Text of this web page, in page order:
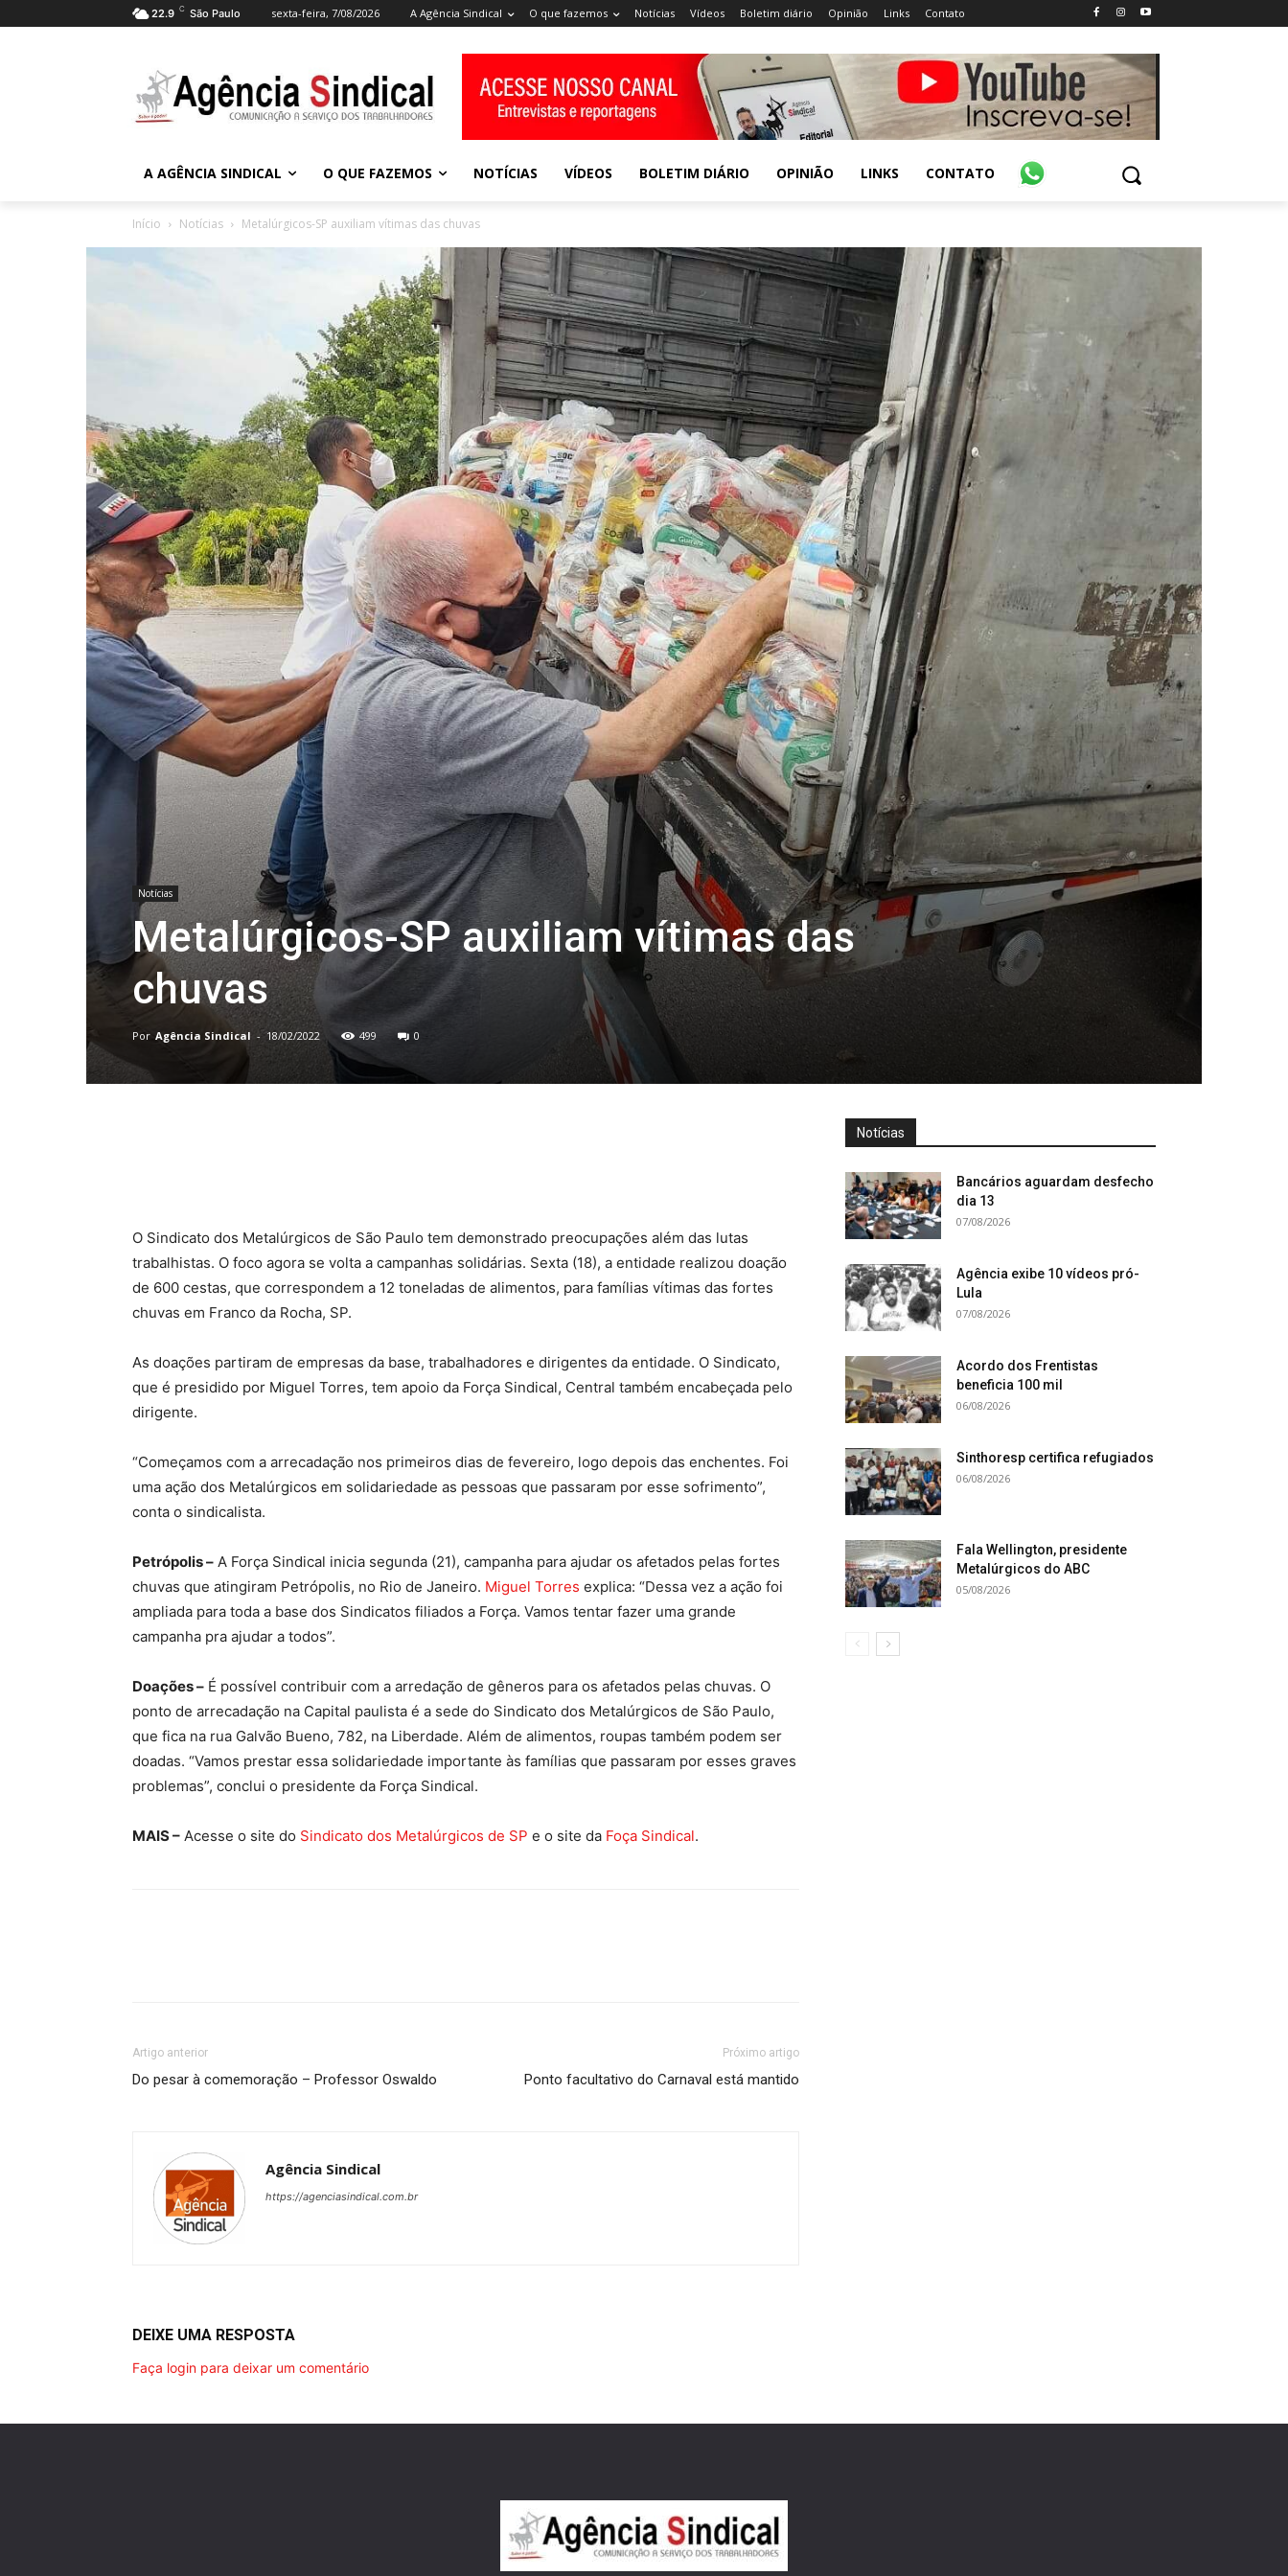
22.9 C São Paulo sexta-feira, 7/08/2026 A Agência Sindical O que fazemos Notícias Vídeos Boletim diário Opinião Links Contato
A AGÊNCIA SINDICAL O QUE FAZEMOS NOTÍCIAS VÍDEOS BOLETIM DIÁRIO OPINIÃO LINKS CONTATO
Início Notícias Metalúrgicos-SP auxiliam vítimas das chuvas
Notícias
Metalúrgicos-SP auxiliam vítimas das
chuvas
Por Agência Sindical - 18/02/2022 499 0
O Sindicato dos Metalúrgicos de São Paulo tem demonstrado preocupações além das lutas
trabalhistas. O foco agora se volta a campanhas solidárias. Sexta (18), a entidade realizou doação
de 600 cestas, que correspondem a 12 toneladas de alimentos, para famílias vítimas das fortes
chuvas em Franco da Rocha, SP.
As doações partiram de empresas da base, trabalhadores e dirigentes da entidade. O Sindicato,
que é presidido por Miguel Torres, tem apoio da Força Sindical, Central também encabeçada pelo
dirigente.
“Começamos com a arrecadação nos primeiros dias de fevereiro, logo depois das enchentes. Foi
uma ação dos Metalúrgicos em solidariedade as pessoas que passaram por esse sofrimento”,
conta o sindicalista.
Petrópolis – A Força Sindical inicia segunda (21), campanha para ajudar os afetados pelas fortes
chuvas que atingiram Petrópolis, no Rio de Janeiro. Miguel Torres explica: “Dessa vez a ação foi
ampliada para toda a base dos Sindicatos filiados a Força. Vamos tentar fazer uma grande
campanha pra ajudar a todos”.
Doações – É possível contribuir com a arredação de gêneros para os afetados pelas chuvas. O
ponto de arrecadação na Capital paulista é a sede do Sindicato dos Metalúrgicos de São Paulo,
que fica na rua Galvão Bueno, 782, na Liberdade. Além de alimentos, roupas também podem ser
doadas. “Vamos prestar essa solidariedade importante às famílias que passaram por esses graves
problemas”, conclui o presidente da Força Sindical.
MAIS – Acesse o site do Sindicato dos Metalúrgicos de SP e o site da Foça Sindical.
Artigo anterior
Do pesar à comemoração – Professor Oswaldo
Próximo artigo
Ponto facultativo do Carnaval está mantido
Agência Sindical
https://agenciasindical.com.br
DEIXE UMA RESPOSTA
Faça login para deixar um comentário
Notícias
Bancários aguardam desfecho
dia 13
07/08/2026
Agência exibe 10 vídeos pró-
Lula
07/08/2026
Acordo dos Frentistas
beneficia 100 mil
06/08/2026
Sinthoresp certifica refugiados
06/08/2026
Fala Wellington, presidente
Metalúrgicos do ABC
05/08/2026